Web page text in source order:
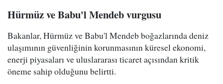
Hürmüz ve Babu'l Mendeb vurgusu
Bakanlar, Hürmüz ve Babu'l Mendeb boğazlarında deniz
ulaşımının güvenliğinin korunmasının küresel ekonomi,
enerji piyasaları ve uluslararası ticaret açısından kritik
öneme sahip olduğunu belirtti.